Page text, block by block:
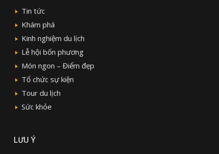
Tin tức
Khám phá
Kinh nghiệm du lịch
Lễ hội bốn phương
Món ngon – Điểm đẹp
Tổ chức sự kiện
Tour du lịch
Sức khỏe
LƯU Ý